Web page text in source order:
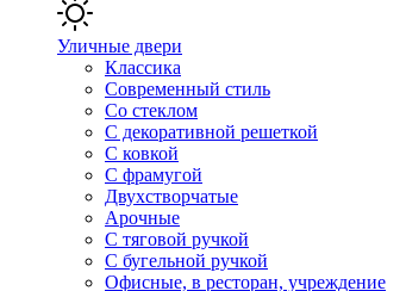
Уличные двери
Классика
Современный стиль
Со стеклом
С декоративной решеткой
С ковкой
С фрамугой
Двухстворчатые
Арочные
С тяговой ручкой
С бугельной ручкой
Офисные, в ресторан, учреждение